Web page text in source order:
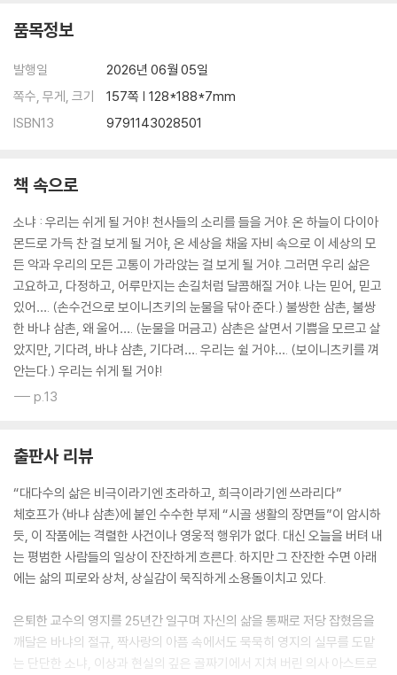
품목정보
발행일
2026년 06월 05일
쪽수, 무게, 크기
157쪽 | 128*188*7mm
ISBN13
9791143028501
책 속으로
소냐 : 우리는 쉬게 될 거야! 천사들의 소리를 들을 거야. 온 하늘이 다이아
몬드로 가득 찬 걸 보게 될 거야, 온 세상을 채울 자비 속으로 이 세상의 모
든 악과 우리의 모든 고통이 가라앉는 걸 보게 될 거야. 그러면 우리 삶은
고요하고, 다정하고, 어루만지는 손길처럼 달콤해질 거야. 나는 믿어, 믿고
있어…. (손수건으로 보이니츠키의 눈물을 닦아 준다.) 불쌍한 삼촌, 불쌍
한 바냐 삼촌, 왜 울어…. (눈물을 머금고) 삼촌은 살면서 기쁨을 모르고 살
았지만, 기다려, 바냐 삼촌, 기다려…. 우리는 쉴 거야…. (보이니츠키를 껴
안는다.) 우리는 쉬게 될 거야!
--- p.13
출판사 리뷰
“대다수의 삶은 비극이라기엔 초라하고, 희극이라기엔 쓰라리다”
체호프가 〈바냐 삼촌〉에 붙인 수수한 부제 “시골 생활의 장면들”이 암시하
듯, 이 작품에는 격렬한 사건이나 영웅적 행위가 없다. 대신 오늘을 버텨 내
는 평범한 사람들의 일상이 잔잔하게 흐른다. 하지만 그 잔잔한 수면 아래
에는 삶의 피로와 상처, 상실감이 묵직하게 소용돌이치고 있다.
은퇴한 교수의 영지를 25년간 일구며 자신의 삶을 통째로 저당 잡혔음을
깨달은 바냐의 절규, 짝사랑의 아픔 속에서도 묵묵히 영지의 실무를 도맡
는 단단한 소냐, 이상과 현실의 깊은 골짜기에서 지쳐 버린 의사 아스트로